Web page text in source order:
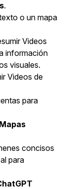
.
o un mapa
Videos
información
visuales.
Videos de
para
concisos
para